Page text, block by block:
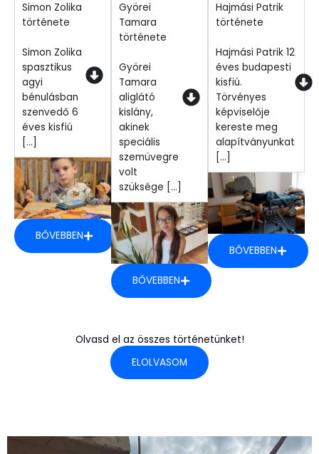
Simon Zolika
története
Simon Zolika
spasztikus
agyi
bénulásban
szenvedő 6
éves kisfiú
[...]
BŐVEBBEN
Györei
Tamara
története
Györei
Tamara
aliglátó
kislány,
akinek
speciális
szemüvegre
volt
szüksége [...]
BŐVEBBEN
Hajmási Patrik
története
Hajmási Patrik 12
éves budapesti
kisfiú.
Törvényes
képviselője
kereste meg
alapítványunkat
[...]
BŐVEBBEN
Olvasd el az összes történetünket!
ELOLVASOM